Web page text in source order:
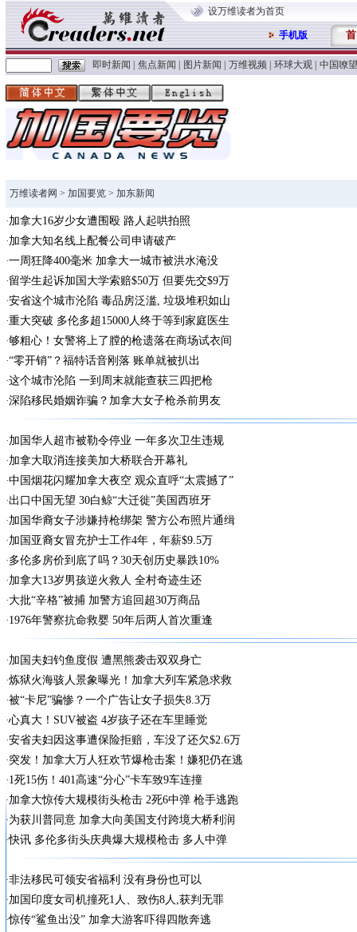
设万维读者为首页
手机版 首
即时新闻 焦点新闻 图片新闻 万维视频 环球大观 中国嘹望
万维读者网 > 加国要览 > 加东新闻
加拿大16岁少女遭围殴 路人起哄拍照
加拿大知名线上配餐公司申请破产
一周狂降400毫米 加拿大一城市被洪水淹没
留学生起诉加国大学索赔$50万 但要先交$9万
安省这个城市沦陷 毒品房泛滥, 垃圾堆积如山
重大突破 多伦多超15000人终于等到家庭医生
够粗心！女警将上了膛的枪遗落在商场试衣间
“零开销”？福特话音刚落 账单就被扒出
这个城市沦陷 一到周末就能查获三四把枪
深陷移民婚姻诈骗？加拿大女子枪杀前男友
加国华人超市被勒令停业 一年多次卫生违规
加拿大取消连接美加大桥联合开幕礼
中国烟花闪耀加拿大夜空 观众直呼“太震撼了”
出口中国无望 30白鲸“大迁徙”美国西班牙
加国华裔女子涉嫌持枪绑架 警方公布照片通缉
加国亚裔女冒充护士工作4年，年薪$9.5万
多伦多房价到底了吗？30天创历史暴跌10%
加拿大13岁男孩逆火救人 全村奇迹生还
大批“辛格”被捕 加警方追回超30万商品
1976年警察抗命救婴 50年后两人首次重逢
加国夫妇钓鱼度假 遭黑熊袭击双双身亡
炼狱火海骇人景象曝光！加拿大列车紧急求救
被“卡尼”骗惨？一个广告让女子损失8.3万
心真大！SUV被盗 4岁孩子还在车里睡觉
安省夫妇因这事遭保险拒赔，车没了还欠$2.6万
突发！加拿大万人狂欢节爆枪击案！嫌犯仍在逃
1死15伤！401高速“分心”卡车致9车连撞
加拿大惊传大规模街头枪击 2死6中弹 枪手逃跑
为获川普同意 加拿大向美国支付跨境大桥利润
快讯 多伦多街头庆典爆大规模枪击 多人中弹
非法移民可领安省福利 没有身份也可以
加国印度女司机撞死1人、致伤8人,获判无罪
惊传“鲨鱼出没” 加拿大游客吓得四散奔逃